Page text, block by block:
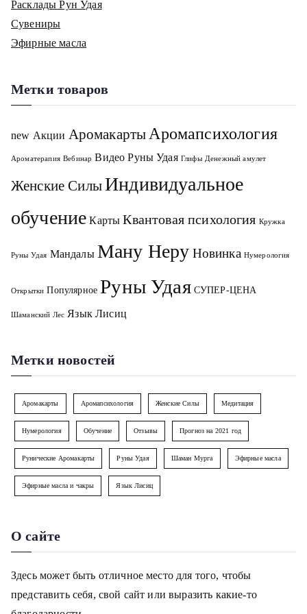
Расклады Рун Удая
Сувениры
Эфирные масла
Метки товаров
new Акции АромакартыАромапсихология
Ароматерапия Вебинар Видео Руны Удая Глифы Денежный амулет
Женские СилыИндивидуальное
обучение Карты Квантовая психология Кружка
Руны Удая Мандалы Ману Неру Новинка Нумерология
Открытки Популярное Руны Удая СУПЕР-ЦЕНА
Шаманский Лес Язык Лисиц
Метки новостей
Аромакарты Аромапсихология Женские Силы Медитация
Нумерология Обучение Отзывы Прогноз на 2021 год
Рунические Аромакарты Руны Удая Шаман Мурга Эфирные масла
Эфирные масла и чакры Язык Лисиц
О сайте
Здесь может быть отличное место для того, чтобы
представить себя, свой сайт или выразить какие-то